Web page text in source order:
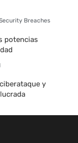
Breaches
potencias
y
de Barcelona es